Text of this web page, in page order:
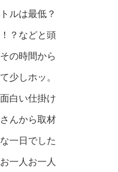
ルは最低？
？などと頭
の時間から
少しホッ。
白い仕掛け
んから取材
一日でした
一人お一人